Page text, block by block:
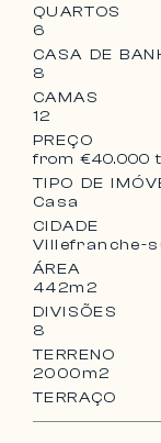
QUARTOS
6
CASA DE
8
CAMAS
12
PREÇO
from €40.000
TIPO DE
Casa
CIDADE
Villefranche-
ÁREA
442m2
DIVISÕES
8
TERRENO
2000m2
TERRAÇO